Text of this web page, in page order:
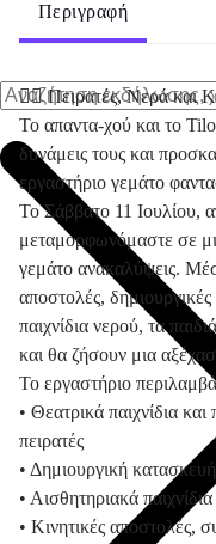
Περιγραφή
🏴‍☠️ Πειρατές, Νερά και
Το απαντα-χού και το
δυνάμεις τους και
εργαστήριο γεμάτο
Το Σάββατο 11 Ιουλίου,
μεταμορφωνόμαστε σε
γεμάτο ανακαλύψεις.
αποστολές,
παιχνίδια νερού, τα
και θα ζήσουν μια
Το εργαστήριο
• Θεατρικά παιχνίδια
πειρατές
• Δημιουργική
• Αισθητηριακά
• Κινητικές αποστολές,